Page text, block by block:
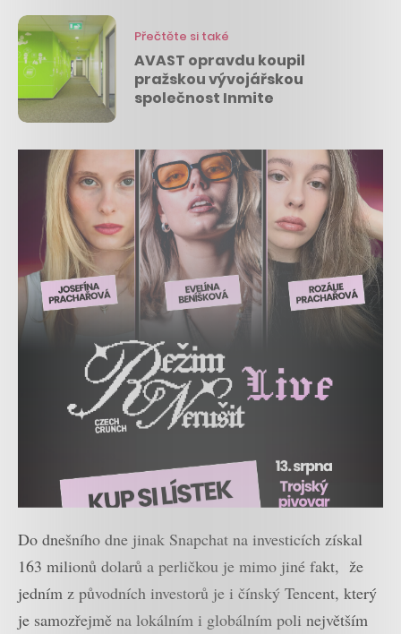
Přečtěte si také
AVAST opravdu koupil
pražskou vývojářskou
společnost Inmite
Do dnešního dne jinak Snapchat na investicích získal
163 milionů dolarů a perličkou je mimo jiné fakt, že
jedním z původních investorů je i čínský Tencent, který
je samozřejmě na lokálním i globálním poli největším